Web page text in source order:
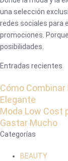
una selección
redes sociales para
promociones.
posibilidades.
Entradas recientes
Cómo
Elegante
Moda Low Cost
Gastar Mucho
Categorías
BEAUTY